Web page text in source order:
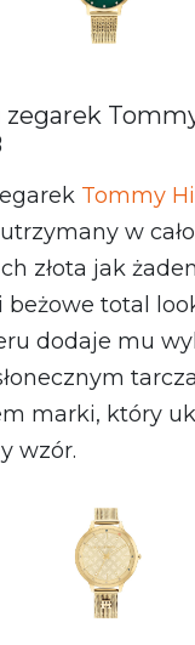
zegarek
Tommy
utrzymany w
złota jak
beżowe total
dodaje mu
marki, który
wzór.